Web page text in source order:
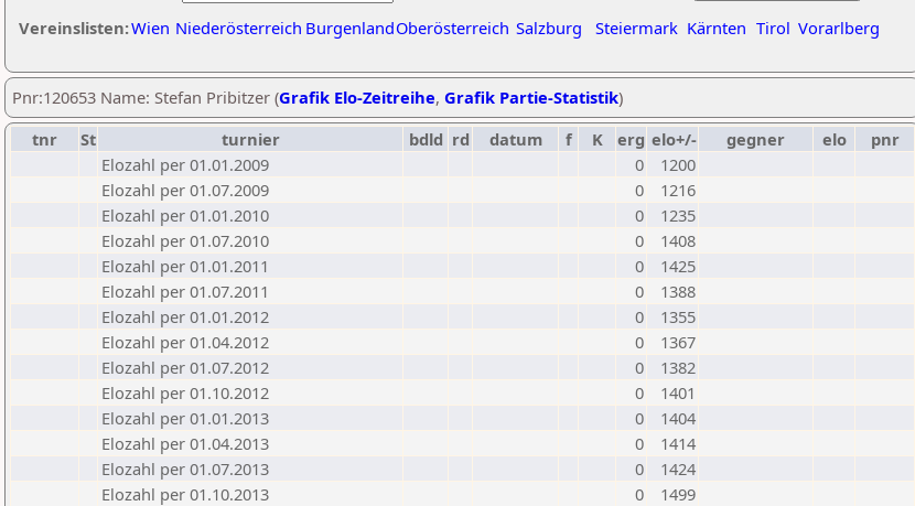
Vereinslisten:Wien Niederösterreich BurgenlandOberösterreich Salzburg Steiermark Kärnten Tirol Vorarlberg
Pnr:120653 Name: Stefan Pribitzer (Grafik Elo-Zeitreihe, Grafik Partie-Statistik)
tnr
St turnier bdld rd datum f K erg elo+/- gegner elo
pnr
Elozahl per 01.01.2009
0
1200
Elozahl per 01.07.2009
0
1216
Elozahl per 01.01.2010
0
1235
Elozahl per 01.07.2010
0
1408
Elozahl per 01.01.2011
0
1425
Elozahl per 01.07.2011
0
1388
Elozahl per 01.01.2012
0
1355
Elozahl per 01.04.2012
0
1367
Elozahl per 01.07.2012
0
1382
Elozahl per 01.10.2012
0
1401
Elozahl per 01.01.2013
0
1404
Elozahl per 01.04.2013
0
1414
Elozahl per 01.07.2013
0
1424
Elozahl per 01.10.2013
0
1499